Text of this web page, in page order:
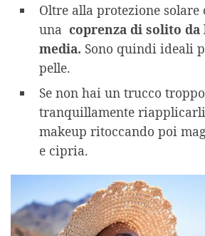
Oltre alla protezione solare
una coprenza di solito da
media. Sono quindi ideali
pelle.
Se non hai un trucco
tranquillamente
makeup ritoccando poi
e cipria.